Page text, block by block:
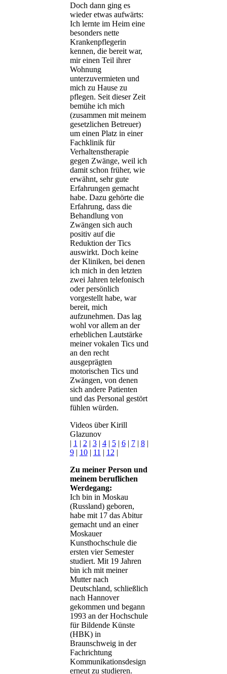
Doch dann ging es
wieder etwas aufwärts:
Ich lernte im Heim eine
besonders nette
Krankenpflegerin
kennen, die bereit war,
mir einen Teil ihrer
Wohnung
unterzuvermieten und
mich zu Hause zu
pflegen. Seit dieser Zeit
bemühe ich mich
(zusammen mit meinem
gesetzlichen Betreuer)
um einen Platz in einer
Fachklinik für
Verhaltenstherapie
gegen Zwänge, weil ich
damit schon früher, wie
erwähnt, sehr gute
Erfahrungen gemacht
habe. Dazu gehörte die
Erfahrung, dass die
Behandlung von
Zwängen sich auch
positiv auf die
Reduktion der Tics
auswirkt. Doch keine
der Kliniken, bei denen
ich mich in den letzten
zwei Jahren telefonisch
oder persönlich
vorgestellt habe, war
bereit, mich
aufzunehmen. Das lag
wohl vor allem an der
erheblichen Lautstärke
meiner vokalen Tics und
an den recht
ausgeprägten
motorischen Tics und
Zwängen, von denen
sich andere Patienten
und das Personal gestört
fühlen würden.
Videos über Kirill
Glazunov
| 1 | 2 | 3| 4| 5| 6| 7| 8|
9| 10| 11 | 12 |
Zu meiner Person und
meinem beruflichen
Werdegang:
Ich bin in Moskau
(Russland) geboren,
habe mit 17 das Abitur
gemacht und an einer
Moskauer
Kunsthochschule die
ersten vier Semester
studiert. Mit 19 Jahren
bin ich mit meiner
Mutter nach
Deutschland, schließlich
nach Hannover
gekommen und begann
1993 an der Hochschule
für Bildende Künste
(HBK) in
Braunschweig in der
Fachrichtung
Kommunikationsdesign
erneut zu studieren.